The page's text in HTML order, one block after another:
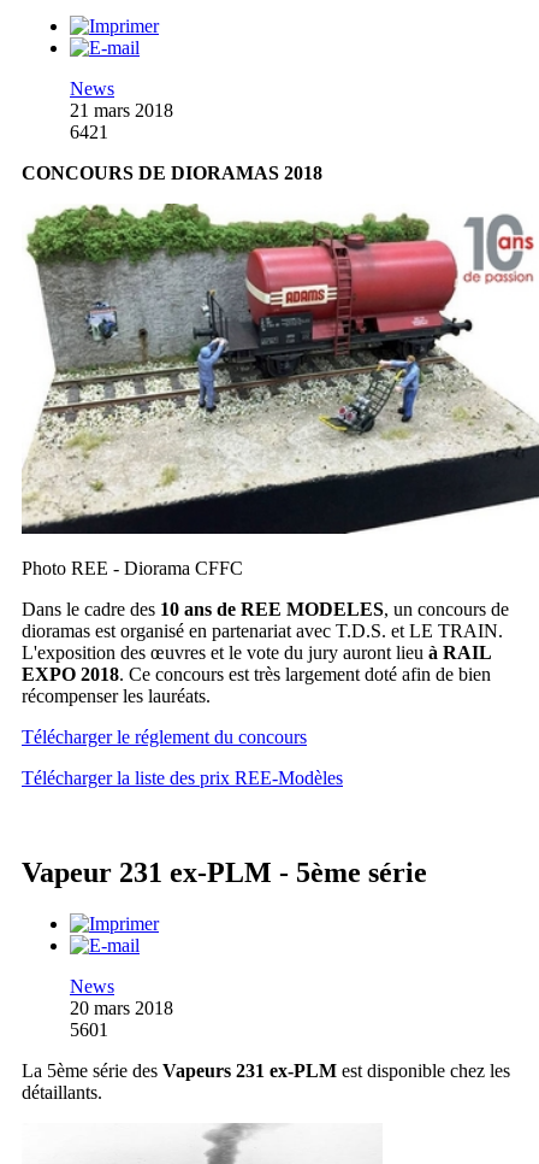
News
21 mars 2018
6421
CONCOURS DE DIORAMAS 2018
Photo REE - Diorama CFFC
Dans le cadre des 10 ans de REE MODELES, un concours de
dioramas est organisé en partenariat avec T.D.S. et LE TRAIN.
L'exposition des œuvres et le vote du jury auront lieu à RAIL
EXPO 2018. Ce concours est très largement doté afin de bien
récompenser les lauréats.
Télécharger le réglement du concours
Télécharger la liste des prix REE-Modèles
Vapeur 231 ex-PLM - 5ème série
News
20 mars 2018
5601
La 5ème série des Vapeurs 231 ex-PLM est disponible chez les
détaillants.